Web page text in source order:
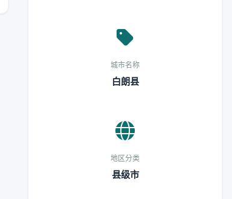
城市名称
白朗县
地区分类
县级市